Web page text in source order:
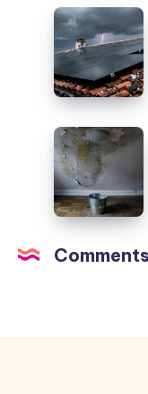
utilisations
qui
marchent
vraiment
(et
à
éviter)
Panneaux
solaires
et
assurance
habitation
:
faut-
il
déclarer
son
?
Dégât
des
eaux
:
qui
paie
propriétaire
Comments